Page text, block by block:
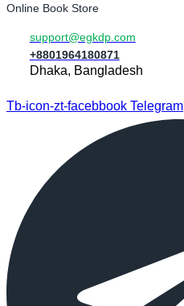
Online Book Store
support@egkdp.com
+8801964180871
Dhaka, Bangladesh
Tb-icon-zt-facebbook Telegram